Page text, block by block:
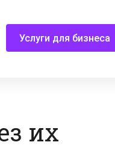
Услуги для бизнеса
их